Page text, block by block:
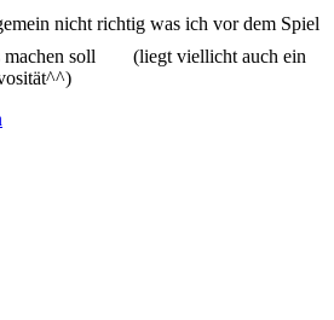
nicht richtig was ich vor dem Spiel
soll
(liegt viellicht auch ein